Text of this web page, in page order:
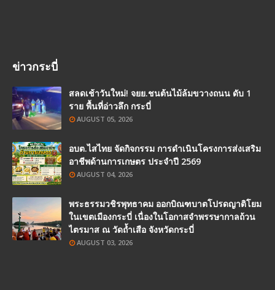
ข่าวกระบี่
สลดเช้าวันใหม่! จยย.ชนต้นไม้ล้มขวางถนน ดับ 1
ราย พื้นที่อ่าวลึก กระบี่
AUGUST 05, 2026
อบต.ไสไทย จัดกิจกรรม การดำเนินโครงการส่งเสริม
อาชีพด้านการเกษตร ประจำปี 2569
AUGUST 04, 2026
พระธรรมวชิรพุทธาคม ออกบิณฑบาตโปรดญาติโยม
ในเขตเมืองกระบี่ เนื่องในโอกาสจำพรรษากาลถ้วน
ไตรมาส ณ วัดถ้ำเสือ จังหวัดกระบี่
AUGUST 03, 2026